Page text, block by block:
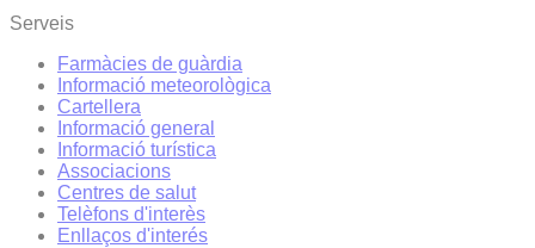
Serveis
Farmàcies de guàrdia
Informació meteorològica
Cartellera
Informació general
Informació turística
Associacions
Centres de salut
Telèfons d'interès
Enllaços d'interés